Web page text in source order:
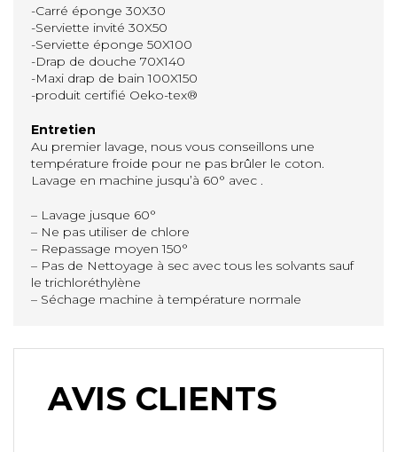
-Carré éponge 30X30
-Serviette invité 30X50
-Serviette éponge 50X100
-Drap de douche 70X140
-Maxi drap de bain 100X150
-produit certifié Oeko-tex®
Entretien
Au premier lavage, nous vous conseillons une
température froide pour ne pas brûler le coton.
Lavage en machine jusqu’à 60° avec .
– Lavage jusque 60°
– Ne pas utiliser de chlore
– Repassage moyen 150°
– Pas de Nettoyage à sec avec tous les solvants sauf
le trichloréthylène
– Séchage machine à température normale
AVIS CLIENTS